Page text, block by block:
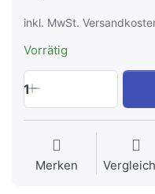
inkl. MwSt.
Vorrätig
1
Merken